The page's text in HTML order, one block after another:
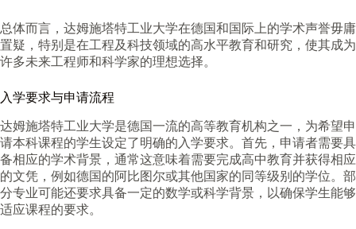
总体而言，达姆施塔特工业大学在德国和国际上的学术声誉毋庸
置疑，特别是在工程及科技领域的高水平教育和研究，使其成为
许多未来工程师和科学家的理想选择。
入学要求与申请流程
达姆施塔特工业大学是德国一流的高等教育机构之一，为希望申
请本科课程的学生设定了明确的入学要求。首先，申请者需要具
备相应的学术背景，通常这意味着需要完成高中教育并获得相应
的文凭，例如德国的阿比图尔或其他国家的同等级别的学位。部
分专业可能还要求具备一定的数学或科学背景，以确保学生能够
适应课程的要求。